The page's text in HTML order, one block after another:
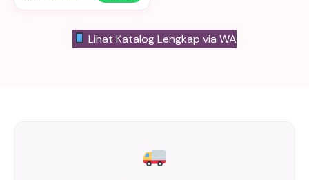
Lihat Katalog Lengkap via WA